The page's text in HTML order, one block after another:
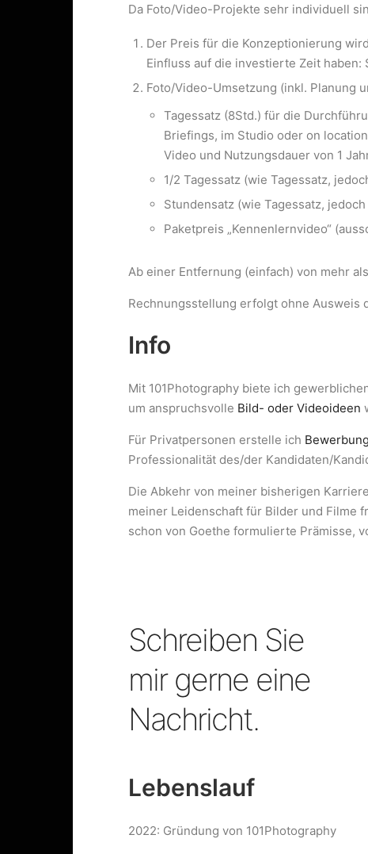
Da Foto/Video-Projekte sehr individuell
Der Preis für die Konzeptionierung
Einfluss auf die investierte Zeit haben:
Foto/Video-Umsetzung (inkl. Planung
Tagessatz (8Std.) für die
Briefings, im Studio oder on
Video und Nutzungsdauer von 1
1/2 Tagessatz (wie Tagessatz,
Stundensatz (wie Tagessatz,
Paketpreis „Kennenlernvideo“
Ab einer Entfernung (einfach) von mehr
Rechnungsstellung erfolgt ohne Ausweis
Info
Mit 101Photography biete ich
um anspruchsvolle Bild- oder Videoideen
Für Privatpersonen erstelle ich
Professionalität des/der Kandidaten/
Die Abkehr von meiner bisherigen
meiner Leidenschaft für Bilder und Filme
schon von Goethe formulierte Prämisse,
Schreiben Sie
mir gerne eine
Nachricht.
Lebenslauf
2022: Gründung von 101Photography